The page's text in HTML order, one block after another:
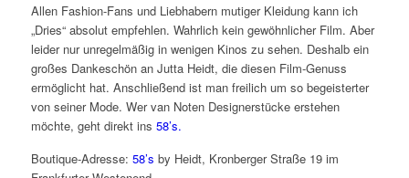
Allen Fashion-Fans und Liebhabern mutiger Kleidung kann ich
„Dries“ absolut empfehlen. Wahrlich kein gewöhnlicher Film. Aber
leider nur unregelmäßig in wenigen Kinos zu sehen. Deshalb ein
großes Dankeschön an Jutta Heidt, die diesen Film-Genuss
ermöglicht hat. Anschließend ist man freilich um so begeisterter
von seiner Mode. Wer van Noten Designerstücke erstehen
möchte, geht direkt ins 58’s.
Boutique-Adresse: 58’s by Heidt, Kronberger Straße 19 im